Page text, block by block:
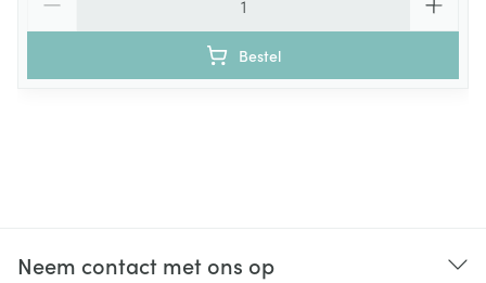
Bestel
Neem contact met ons op